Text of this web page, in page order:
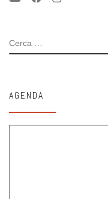
CERCA
AGENDA